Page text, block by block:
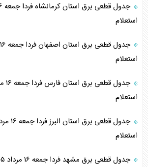
استعلام
استعلام
استعلام
استعلام
جدول قطعی برق مشهد فردا جمعه ۱۶ مرداد ۱۴۰۵ + نحوه استعلام